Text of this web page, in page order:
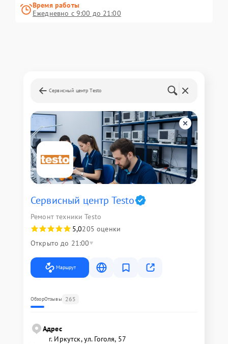
Время работы
Ежедневно с 9:00 до 21:00
Сервисный центр Testo
Сервисный центр Testo
Ремонт техники Testo
5,0205 оценки
Открыто до 21:00
Маршрут
ОбзорОтзывы 265
Адрес
г. Иркутск, ул. ​Гоголя, 57